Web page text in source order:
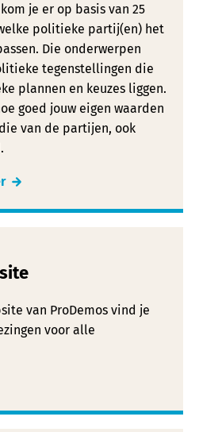
je er op basis van 25
politieke partij(en) het
Die onderwerpen
tegenstellingen die
plannen en keuzes liggen.
goed jouw eigen waarden
van de partijen, ook
van ProDemos vind je
voor alle